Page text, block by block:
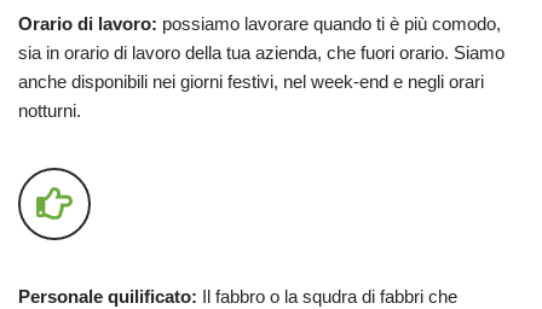
Orario di lavoro: possiamo lavorare quando ti è più comodo,
sia in orario di lavoro della tua azienda, che fuori orario. Siamo
anche disponibili nei giorni festivi, nel week-end e negli orari
notturni.
Personale quilificato:
Il fabbro o la squdra di fabbri che